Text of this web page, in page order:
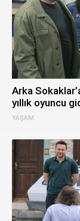
YAŞAM
Arka
yıllık oyuncu